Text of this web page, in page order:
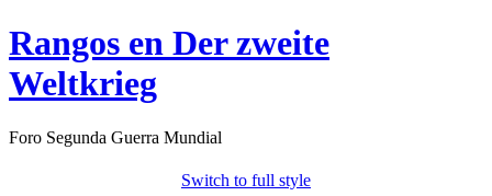
Rangos en Der zweite
Weltkrieg
Foro Segunda Guerra Mundial
Switch to full style